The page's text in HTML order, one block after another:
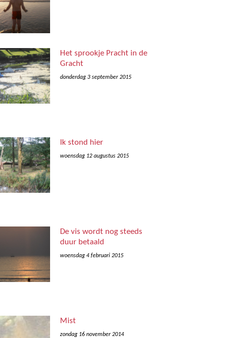
Het sprookje Pracht in de
Gracht
donderdag 3 september 2015
Ik stond hier
woensdag 12 augustus 2015
De vis wordt nog steeds
duur betaald
woensdag 4 februari 2015
Mist
zondag 16 november 2014